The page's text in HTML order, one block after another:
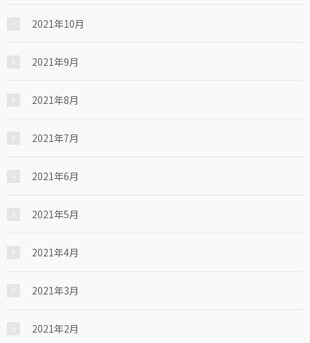
2021年10月
2021年9月
2021年8月
2021年7月
2021年6月
2021年5月
2021年4月
2021年3月
2021年2月